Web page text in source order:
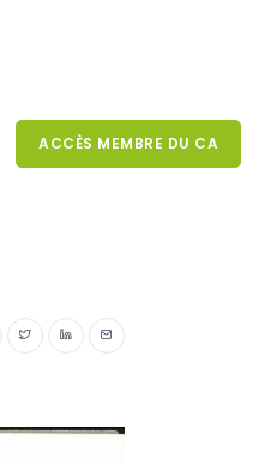
ACCÈS MEMBRE DU CA